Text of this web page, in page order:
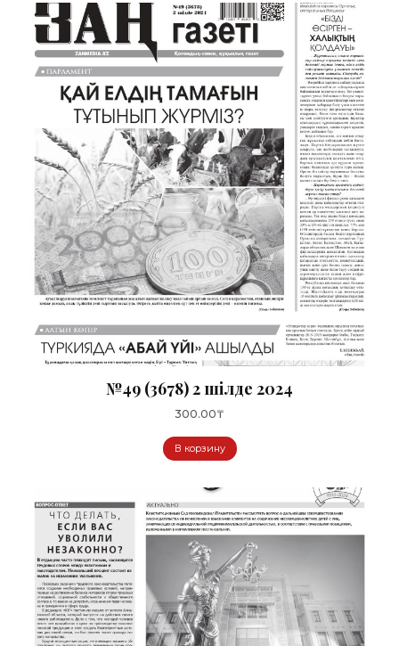
№49 (3678) 2 шілде 2024
300.00₸
В корзину